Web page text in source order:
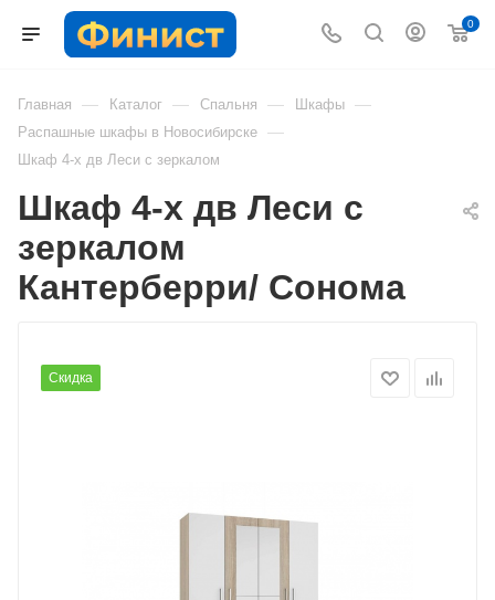
0
Главная — Каталог — Спальня — Шкафы —
Распашные шкафы в Новосибирске —
Шкаф 4-х дв Леси с зеркалом
Шкаф 4-х дв Леси с
зеркалом
Кантерберри/ Сонома
Скидка